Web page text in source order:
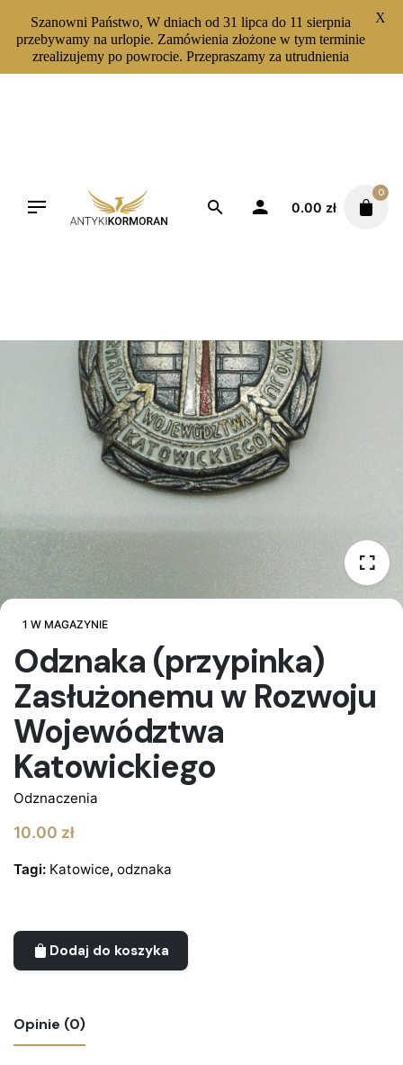
0.00 zł
0
1 W MAGAZYNIE
Odznaka (przypinka)
Zasłużonemu w Rozwoju
Województwa
Katowickiego
Odznaczenia
10.00 zł
Tagi: Katowice, odznaka
Dodaj do koszyka
Opinie (0)
Szanowni Państwo, W dniach od 31 lipca do 11 sierpnia
przebywamy na urlopie. Zamówienia złożone w tym terminie
zrealizujemy po powrocie. Przepraszamy za utrudnienia
X